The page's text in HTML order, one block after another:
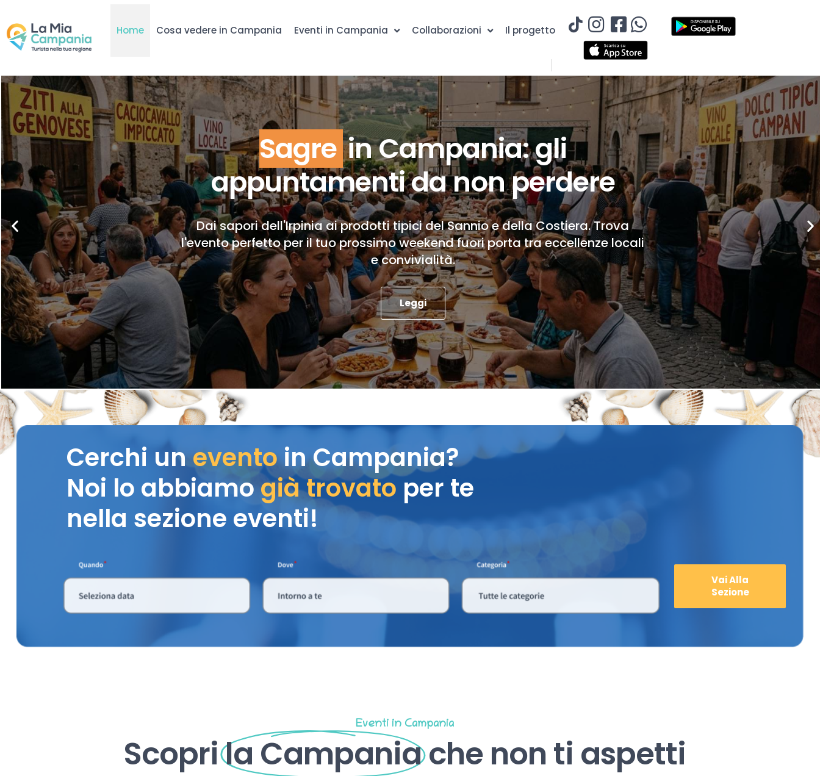
Home Cosa vedere in Campania Eventi in Campania Collaborazioni Il progetto
Sagre in Campania: gli
appuntamenti da non perdere
Dai sapori dell'Irpinia ai prodotti tipici del Sannio e della Costiera. Trova
l'evento perfetto per il tuo prossimo weekend fuori porta tra eccellenze locali
e convivialità.
Leggi
Cerchi uneventoin Campania?
Noi lo abbiamogià trovato per te
nella sezione eventi!
Vai Alla
Sezione
Eventi in Campania
Scoprila Campaniache non ti aspetti